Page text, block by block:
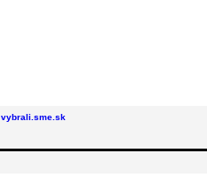
vybrali.sme.sk